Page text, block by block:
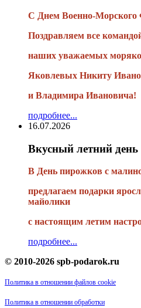
С Днем Военно-Морского
Поздравляем все
наших уважаемых
Яковлевых Никиту
и Владимира Ивановича!
подробнее...
16.07.2026
Вкусный летний день
В День пирожков с
предлагаем подарки
майолики
с настоящим летим
подробнее...
© 2010-2026 spb-podarok.ru
Политика в отношении файлов cookie
Политика в отношении обработки